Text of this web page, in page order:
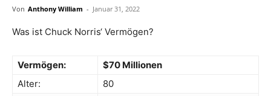
Von Anthony William - Januar 31, 2022
Was ist Chuck Norris‘ Vermögen?
Vermögen:
$70 Millionen
Alter:
80